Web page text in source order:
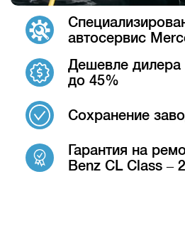
автосервис
Дешевле дилера
до 45%
Сохранение
Гарантия на
Benz CL Class –